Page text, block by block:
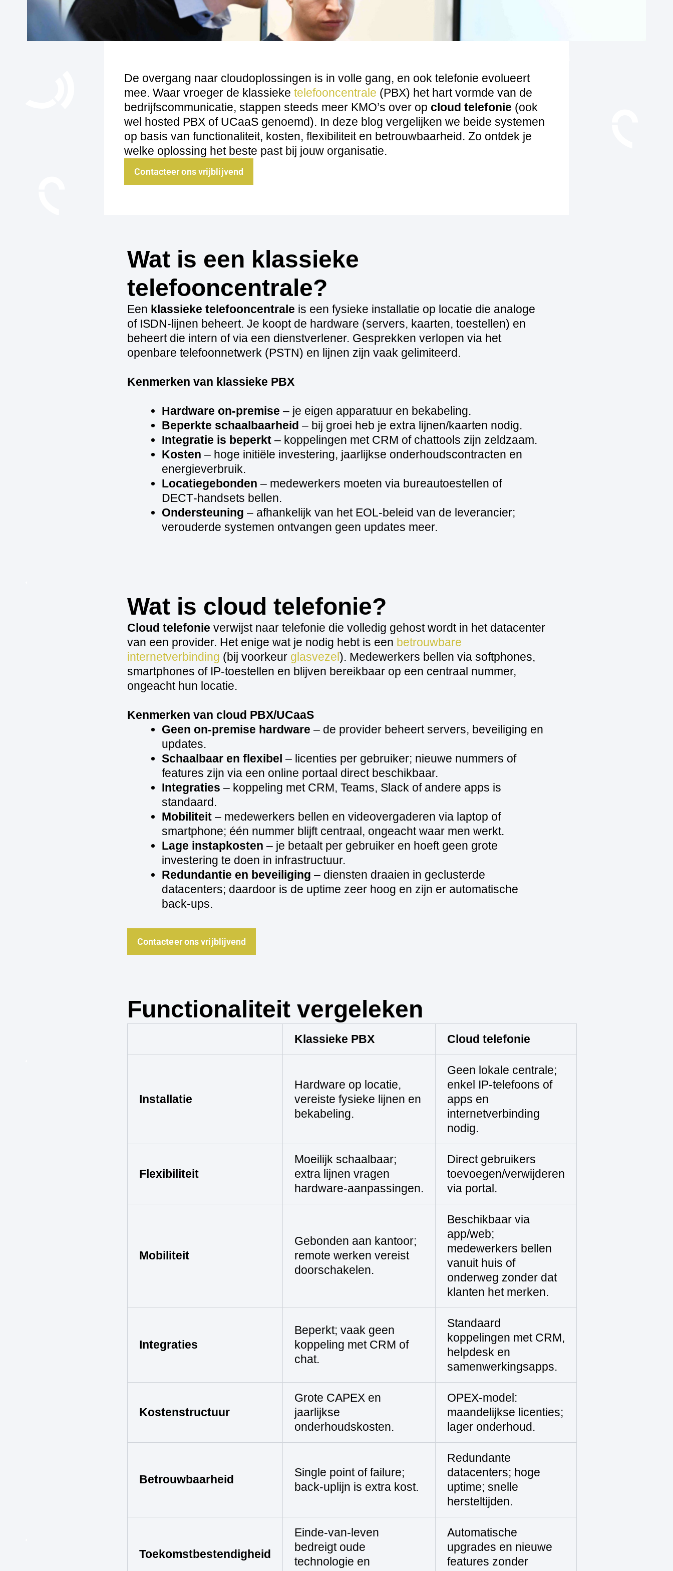
De overgang naar cloudoplossingen is in volle gang, en ook telefonie evolueert
mee. Waar vroeger de klassieketelefooncentrale (PBX) het hart vormde van de
bedrijfscommunicatie, stappen steeds meer KMO’s over op cloud telefonie (ook
wel hosted PBX of UCaaS genoemd). In deze blog vergelijken we beide systemen
op basis van functionaliteit, kosten, flexibiliteit en betrouwbaarheid. Zo ontdek je
welke oplossing het beste past bij jouw organisatie.
Contacteer ons vrijblijvend
Wat is een klassieke
telefooncentrale?
Een klassieke telefooncentrale is een fysieke installatie op locatie die analoge
of ISDN‑lijnen beheert. Je koopt de hardware (servers, kaarten, toestellen) en
beheert die intern of via een dienstverlener. Gesprekken verlopen via het
openbare telefoonnetwerk (PSTN) en lijnen zijn vaak gelimiteerd.
Kenmerken van klassieke PBX
Hardware on‑premise – je eigen apparatuur en bekabeling.
Beperkte schaalbaarheid – bij groei heb je extra lijnen/kaarten nodig.
Integratie is beperkt– koppelingen met CRM of chattools zijn zeldzaam.
Kosten – hoge initiële investering, jaarlijkse onderhoudscontracten en
energieverbruik.
Locatiegebonden – medewerkers moeten via bureautoestellen of
DECT‑handsets bellen.
Ondersteuning – afhankelijk van het EOL‑beleid van de leverancier;
verouderde systemen ontvangen geen updates meer.
Wat is cloud telefonie?
Cloud telefonie verwijst naar telefonie die volledig gehost wordt in het datacenter
van een provider. Het enige wat je nodig hebt is een betrouwbare
internetverbinding (bij voorkeur glasvezel). Medewerkers bellen via softphones,
smartphones of IP‑toestellen en blijven bereikbaar op een centraal nummer,
ongeacht hun locatie.
Kenmerken van cloud PBX/UCaaS
Geen on‑premise hardware – de provider beheert servers, beveiliging en
updates.
Schaalbaar en flexibel – licenties per gebruiker; nieuwe nummers of
features zijn via een online portaal direct beschikbaar.
Integraties – koppeling met CRM, Teams, Slack of andere apps is
standaard.
Mobiliteit– medewerkers bellen en videovergaderen via laptop of
smartphone; één nummer blijft centraal, ongeacht waar men werkt.
Lage instapkosten – je betaalt per gebruiker en hoeft geen grote
investering te doen in infrastructuur.
Redundantie en beveiliging – diensten draaien in geclusterde
datacenters; daardoor is de uptime zeer hoog en zijn er automatische
back‑ups.
Contacteer ons vrijblijvend
Functionaliteit vergeleken
Klassieke PBX Cloud telefonie
Installatie
Hardware op locatie,
vereiste fysieke lijnen en
bekabeling.
Geen lokale centrale;
enkel IP‑telefoons of
apps en
internetverbinding
nodig.
Flexibiliteit
Moeilijk schaalbaar;
extra lijnen vragen
hardware‑aanpassingen.
Direct gebruikers
toevoegen/verwijderen
via portal.
Mobiliteit
Gebonden aan kantoor;
remote werken vereist
doorschakelen.
Beschikbaar via
app/web;
medewerkers bellen
vanuit huis of
onderweg zonder dat
klanten het merken.
Integraties
Beperkt; vaak geen
koppeling met CRM of
chat.
Standaard
koppelingen met CRM,
helpdesk en
samenwerkingsapps.
Kostenstructuur
Grote CAPEX en
jaarlijkse
onderhoudskosten.
OPEX‑model:
maandelijkse licenties;
lager onderhoud.
Betrouwbaarheid
Single point of failure;
back‑uplijn is extra kost.
Redundante
datacenters; hoge
uptime; snelle
hersteltijden.
Toekomstbestendigheid
Einde‑van‑leven
bedreigt oude
technologie en
Automatische
upgrades en nieuwe
features zonder